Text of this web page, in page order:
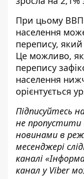
При цьому ВВП
населення
перепису,
Це можливо,
перепису
населення
орієнтується
Підписуйтесь
не пропустити
новинами в
месенджері
каналі «
канал у Viber